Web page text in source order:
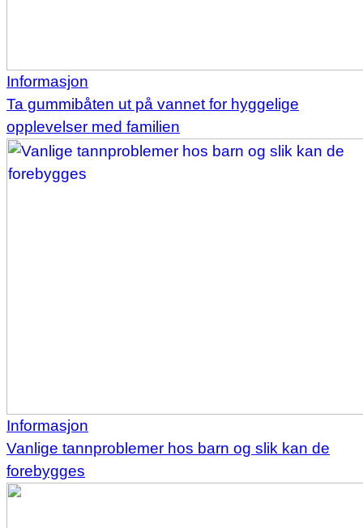
Informasjon
Ta gummibåten ut på vannet for hyggelige
opplevelser med familien
Informasjon
Vanlige tannproblemer hos barn og slik kan de
forebygges